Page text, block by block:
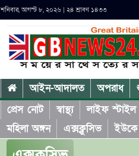
শনিবার, আগস্ট ৮, ২০২৬ | ২৪ শ্রাবণ ১৪৩৩
আইন-আদালত অপরাধ
প্রেস নোট
স্বাস্থ্য লাইফ স্টাইল
মহিলা অঙ্গন
এক্সক্লুসিভ ইউকে